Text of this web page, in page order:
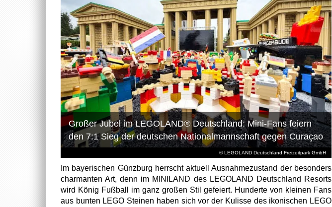
© LEGOLAND Deutschland Freizeitpark GmbH
Großer Jubel im LEGOLAND® Deutschland: Mini-Fans feiern
den 7:1 Sieg der deutschen Nationalmannschaft gegen Curaçao
Im bayerischen Günzburg herrscht aktuell Ausnahmezustand der besonders
charmanten Art, denn im MINILAND des LEGOLAND Deutschland Resorts
wird König Fußball im ganz großen Stil gefeiert. Hunderte von kleinen Fans
aus bunten LEGO Steinen haben sich vor der Kulisse des ikonischen LEGO